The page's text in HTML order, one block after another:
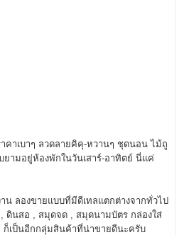
คาเบาๆ ลวดลายคิคุ-หวานๆ ชุดนอน ไม้ถู
ามอยู่ห้องพักในวันเสาร์-อาทิตย์ นี่แค่
ลองขายแบบที่มีดีเทลแตกต่างจากทั่วไป
ดินสอ , สมุดจด , สมุดนามบัตร กล่องใส่
ก็เป็นอีกกลุ่มสินค้าที่น่าขายดีนะครับ